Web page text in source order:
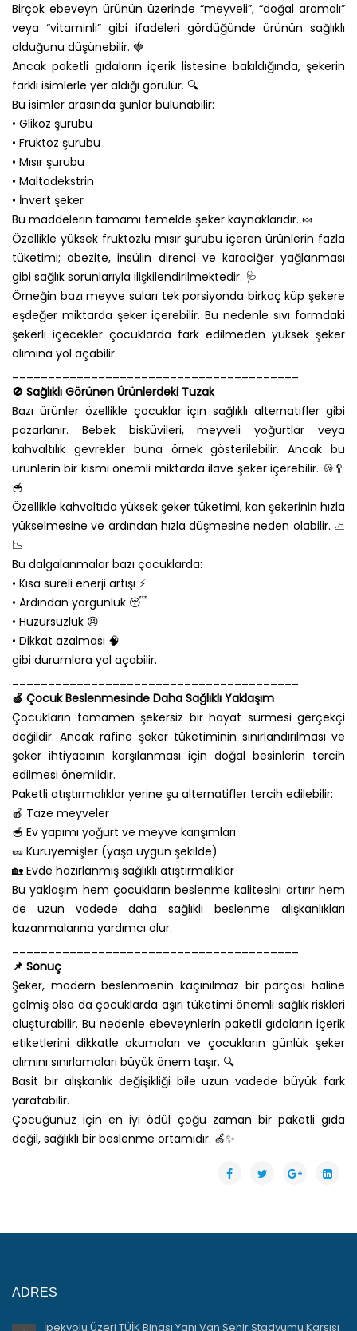
Birçok ebeveyn ürünün üzerinde “meyveli”, “doğal aromalı”
veya “vitaminli” gibi ifadeleri gördüğünde ürünün sağlıklı
olduğunu düşünebilir. 🍓
Ancak paketli gıdaların içerik listesine bakıldığında, şekerin
farklı isimlerle yer aldığı görülür. 🔍
Bu isimler arasında şunlar bulunabilir:
• Glikoz şurubu
• Fruktoz şurubu
• Mısır şurubu
• Maltodekstrin
• İnvert şeker
Bu maddelerin tamamı temelde şeker kaynaklarıdır. 🍬
Özellikle yüksek fruktozlu mısır şurubu içeren ürünlerin fazla
tüketimi; obezite, insülin direnci ve karaciğer yağlanması
gibi sağlık sorunlarıyla ilişkilendirilmektedir. 🩺
Örneğin bazı meyve suları tek porsiyonda birkaç küp şekere
eşdeğer miktarda şeker içerebilir. Bu nedenle sıvı formdaki
şekerli içecekler çocuklarda fark edilmeden yüksek şeker
alımına yol açabilir.
🚫 Sağlıklı Görünen Ürünlerdeki Tuzak
Bazı ürünler özellikle çocuklar için sağlıklı alternatifler gibi
pazarlanır. Bebek bisküvileri, meyveli yoğurtlar veya
kahvaltılık gevrekler buna örnek gösterilebilir. Ancak bu
ürünlerin bir kısmı önemli miktarda ilave şeker içerebilir. 🍪🥄
🥣
Özellikle kahvaltıda yüksek şeker tüketimi, kan şekerinin hızla
yükselmesine ve ardından hızla düşmesine neden olabilir. 📈
📉
Bu dalgalanmalar bazı çocuklarda:
• Kısa süreli enerji artışı ⚡
• Ardından yorgunluk 😴
• Huzursuzluk 😣
• Dikkat azalması 🧠
gibi durumlara yol açabilir.
🍏 Çocuk Beslenmesinde Daha Sağlıklı Yaklaşım
Çocukların tamamen şekersiz bir hayat sürmesi gerçekçi
değildir. Ancak rafine şeker tüketiminin sınırlandırılması ve
şeker ihtiyacının karşılanması için doğal besinlerin tercih
edilmesi önemlidir.
Paketli atıştırmalıklar yerine şu alternatifler tercih edilebilir:
🍎 Taze meyveler
🥣 Ev yapımı yoğurt ve meyve karışımları
🥜 Kuruyemişler (yaşa uygun şekilde)
🏡 Evde hazırlanmış sağlıklı atıştırmalıklar
Bu yaklaşım hem çocukların beslenme kalitesini artırır hem
de uzun vadede daha sağlıklı beslenme alışkanlıkları
kazanmalarına yardımcı olur.
📌 Sonuç
Şeker, modern beslenmenin kaçınılmaz bir parçası haline
gelmiş olsa da çocuklarda aşırı tüketimi önemli sağlık riskleri
oluşturabilir. Bu nedenle ebeveynlerin paketli gıdaların içerik
etiketlerini dikkatle okumaları ve çocukların günlük şeker
alımını sınırlamaları büyük önem taşır. 🔍
Basit bir alışkanlık değişikliği bile uzun vadede büyük fark
yaratabilir.
Çocuğunuz için en iyi ödül çoğu zaman bir paketli gıda
değil, sağlıklı bir beslenme ortamıdır. 🍏✨
ADRES
İpekyolu Üzeri TÜİK Binası Yanı Van Şehir Stadyumu Karşısı